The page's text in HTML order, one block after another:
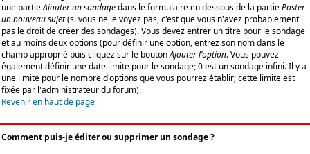
une partieAjouter un sondagedans le formulaire en dessous de la partiePoster
un nouveau sujet(si vous ne le voyez pas, c'est que vous n'avez probablement
pas le droit de créer des sondages). Vous devez entrer un titre pour le sondage
et au moins deux options (pour définir une option, entrez son nom dans le
champ approprié puis cliquez sur le boutonAjouter l'option. Vous pouvez
également définir une date limite pour le sondage; 0 est un sondage infini. Il y a
une limite pour le nombre d'options que vous pourrez établir; cette limite est
fixée par l'administrateur du forum).
Revenir en haut de page
Comment puis-je éditer ou supprimer un sondage ?